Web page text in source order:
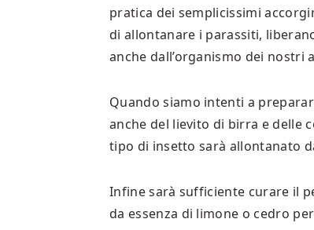
pratica dei semplicissimi
di allontanare i parassiti,
anche dall’organismo dei nostri
Quando siamo intenti a
anche del lievito di birra e delle
tipo di insetto sarà allontanato
Infine sarà sufficiente curare il
da essenza di limone o cedro